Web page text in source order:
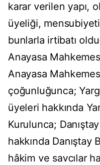
karar verilen yapı,
üyeliği,
bunlarla irtibatı
Anayasa
Anayasa
çoğunluğunca;
üyeleri hakkında
Kurulunca;
hakkında Danıştay
hâkim ve savcılar